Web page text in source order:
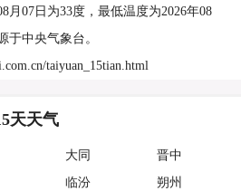
月07日为33度，最低温度为2026年08
于中央气象台。
taiyuan_15tian.html
天天气
大同
晋中
临汾
朔州